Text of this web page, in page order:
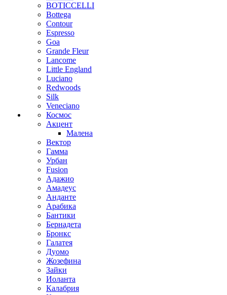
BOTICCELLI
Bottega
Contour
Espresso
Goa
Grande Fleur
Lancome
Little England
Luciano
Redwoods
Silk
Veneciano
Космос
Акцент
Малена
Вектор
Гамма
Урбан
Fusion
Адажио
Амадеус
Анданте
Арабика
Бантики
Бернадета
Бронкс
Галатея
Дуомо
Жозефина
Зайки
Иоланта
Калабрия